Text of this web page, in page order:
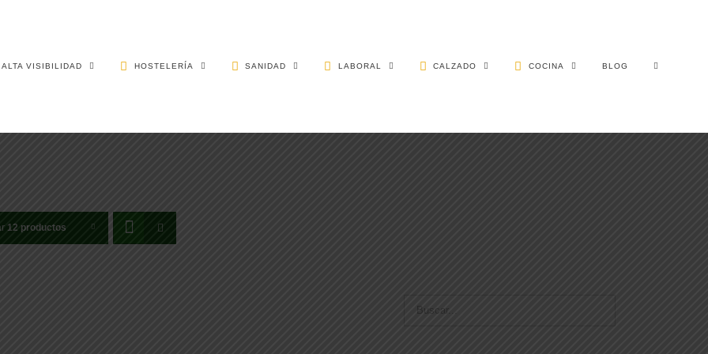
ALTA VISIBILIDAD HOSTELERÍA SANIDAD LABORAL CALZADO COCINA BLOG
12 productos